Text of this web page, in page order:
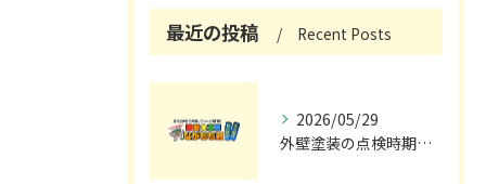
最近の投稿 Recent Posts
2026/05/29
外壁塗装の点検時期と施工の最適タイミング